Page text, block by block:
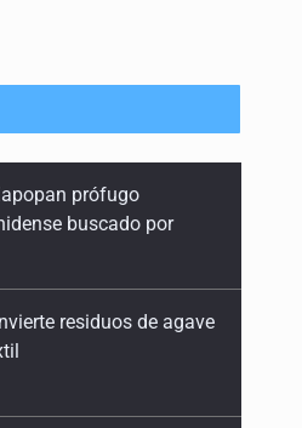
residuos de agave
126 cuerpos de